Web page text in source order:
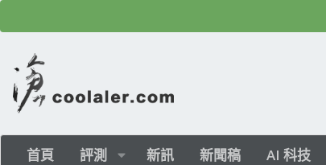
首頁 評測 新訊 新聞稿 AI 科技